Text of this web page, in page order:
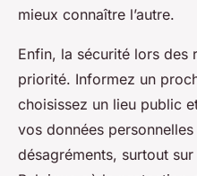
mieux connaître l’autre.
Enfin, la sécurité lors des
priorité. Informez un
choisissez un lieu public
vos données
désagréments, surtout